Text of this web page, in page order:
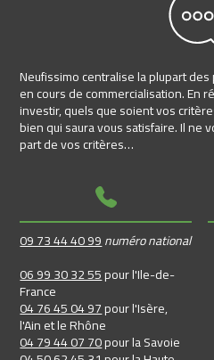
Neufissimo centralise la plupart
en cours de commercialisation. En
investir, quels que soient vos
bien qui saura vous satisfaire. Il ne
part de vos critères…
09 73 44 40 99 numéro national
06 99 30 32 55pour l'Ile-de-
France
04 76 45 04 97pour l'Isère,
l'Ain et le Rhône
04 79 44 07 70pour la Savoie